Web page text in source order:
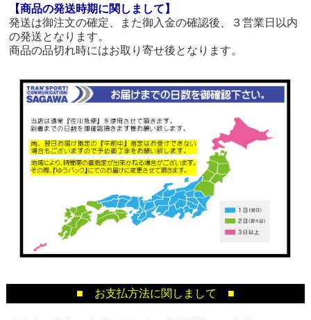
【商品の発送時期に関しまして】
発送は御注文の確定、また御入金の確認後、３営業日以内
の発送となります。
商品の品切れ時にはお取り寄せ後となります。
■ お支払方法に関しまして ■